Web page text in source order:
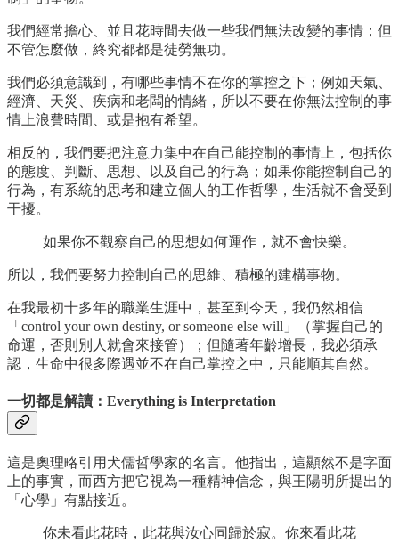
我們經常擔心、並且花時間去做一些我們無法改變的事情；但
不管怎麼做，終究都都是徒勞無功。
我們必須意識到，有哪些事情不在你的掌控之下；例如天氣、
經濟、天災、疾病和老闆的情緒，所以不要在你無法控制的事
情上浪費時間、或是抱有希望。
相反的，我們要把注意力集中在自己能控制的事情上，包括你
的態度、判斷、思想、以及自己的行為；如果你能控制自己的
行為，有系統的思考和建立個人的工作哲學，生活就不會受到
干擾。
如果你不觀察自己的思想如何運作，就不會快樂。
所以，我們要努力控制自己的思維、積極的建構事物。
在我最初十多年的職業生涯中，甚至到今天，我仍然相信
「control your own destiny, or someone else will」（掌握自己的
命運，否則別人就會來接管）；但隨著年齡增長，我必須承
認，生命中很多際遇並不在自己掌控之中，只能順其自然。
一切都是解讀：Everything is Interpretation
這是奧理略引用犬儒哲學家的名言。他指出，這顯然不是字面
上的事實，而西方把它視為一種精神信念，與王陽明所提出的
「心學」有點接近。
你未看此花時，此花與汝心同歸於寂。你來看此花